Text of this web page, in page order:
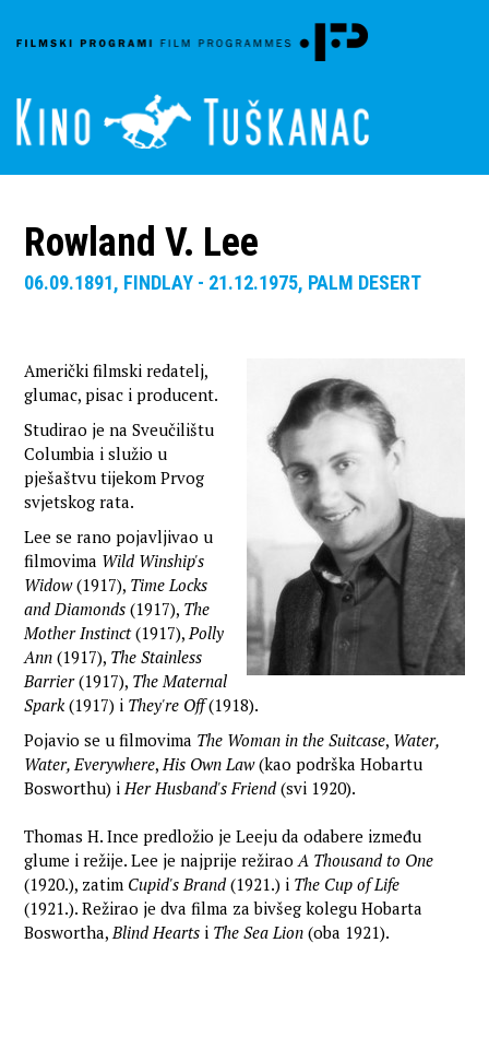
Rowland V. Lee
06.09.1891, FINDLAY - 21.12.1975, PALM DESERT
Američki filmski redatelj,
glumac, pisac i producent.
Studirao je na Sveučilištu
Columbia i služio u
pješaštvu tijekom Prvog
svjetskog rata.
Lee se rano pojavljivao u
filmovima Wild Winship's
Widow(1917), Time Locks
and Diamonds(1917), The
Mother Instinct(1917),Polly
Ann (1917), The Stainless
Barrier(1917), The Maternal
Spark (1917) i They're Off(1918).
Pojavio se u filmovima The Woman in the Suitcase, Water,
Water, Everywhere,His Own Law(kao podrška Hobartu
Bosworthu) iHer Husband's Friend (svi 1920).
Thomas H. Ince predložio je Leeju da odabere između
glume i režije. Lee je najprije režiraoA Thousand to One
(1920.), zatim Cupid's Brand (1921.) i The Cup of Life
(1921.). Režirao je dva filma za bivšeg kolegu Hobarta
Boswortha,Blind Hearts i The Sea Lion (oba 1921).